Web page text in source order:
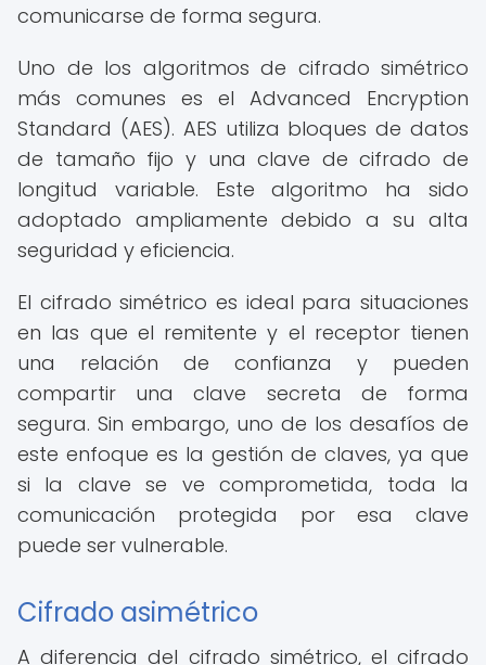
comunicarse de forma segura.
Uno de los algoritmos de cifrado simétrico
más comunes es el Advanced Encryption
Standard (AES). AES utiliza bloques de datos
de tamaño fijo y una clave de cifrado de
longitud variable. Este algoritmo ha sido
adoptado ampliamente debido a su alta
seguridad y eficiencia.
El cifrado simétrico es ideal para situaciones
en las que el remitente y el receptor tienen
una relación de confianza y pueden
compartir una clave secreta de forma
segura. Sin embargo, uno de los desafíos de
este enfoque es la gestión de claves, ya que
si la clave se ve comprometida, toda la
comunicación protegida por esa clave
puede ser vulnerable.
Cifrado asimétrico
A diferencia del cifrado simétrico, el cifrado